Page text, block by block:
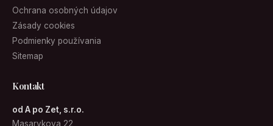
Ochrana osobných údajov
Zásady cookies
Podmienky používania
Sitemap
Kontakt
od A po Zet, s.r.o.
Masarykova 22